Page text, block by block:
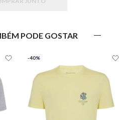
PODE GOSTAR
-40%